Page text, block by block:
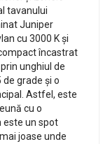
tavanului
Juniper
cu 3000 K și
încastrat
unghiul de
grade și o
Astfel, este
cu o
este un spot
joase unde